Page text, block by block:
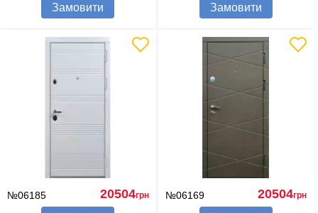
Замовити Замовити
№06185 20504грн №06169 20504грн